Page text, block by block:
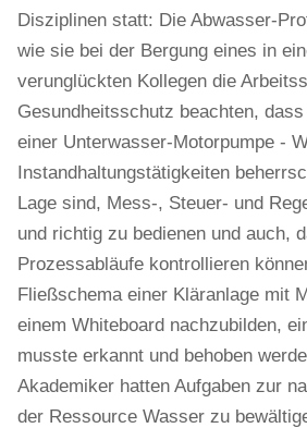
Disziplinen statt: Die Abwasser-
wie sie bei der Bergung eines in
verunglückten Kollegen die
Gesundheitsschutz beachten,
einer Unterwasser-Motorpumpe -
Instandhaltungstätigkeiten
Lage sind, Mess-, Steuer- und
und richtig zu bedienen und auch,
Prozessabläufe kontrollieren
Fließschema einer Kläranlage mit
einem Whiteboard nachzubilden,
musste erkannt und behoben
Akademiker hatten Aufgaben zur
der Ressource Wasser zu